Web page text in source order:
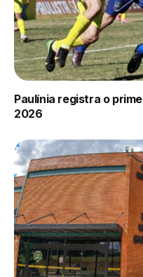
Paulínia registra o
2026